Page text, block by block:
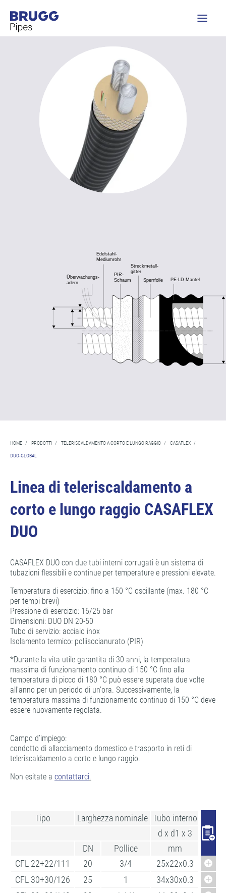
HOME / PRODOTTI / TELERISCALDAMENTO A CORTO E LUNGO RAGGIO / CASAFLEX /
DUO-GLOBAL
Linea di teleriscaldamento a
corto e lungo raggio CASAFLEX
DUO
CASAFLEX DUO con due tubi interni corrugati è un sistema di
tubazioni flessibili e continue per temperature e pressioni elevate.
Temperatura di esercizio: fino a 150 °C oscillante (max. 180 °C
per tempi brevi)
Pressione di esercizio: 16/25 bar
Dimensioni: DUO DN 20-50
Tubo di servizio: acciaio inox
Isolamento termico: poliisocianurato (PIR)
*Durante la vita utile garantita di 30 anni, la temperatura
massima di funzionamento continuo di 150 °C fino alla
temperatura di picco di 180 °C può essere superata due volte
all'anno per un periodo di un'ora. Successivamente, la
temperatura massima di funzionamento continuo di 150 °C deve
essere nuovamente regolata.
Campo d’impiego:
condotto di allacciamento domestico e trasporto in reti di
teleriscaldamento a corto e lungo raggio.
Non esitate a contattarci.
Tipo Larghezza nominale Tubo interno
d x d1 x 3
DN
Pollice mm
CFL 22+22/111
20 3/4 25x22x0.3
CFL 30+30/126
25 1 34x30x0.3